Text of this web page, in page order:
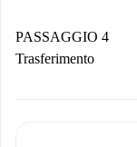
contatto con il
Se rifiutata:
PASSAGGIO 4
Trasferimento